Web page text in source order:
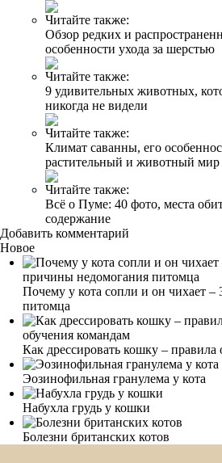
Читайте также:
Обзор редких и
особенности ухода за шерстью
Читайте также:
9 удивительных животных,
никогда не видели
Читайте также:
Климат саванны, его
растительный и животный мир
Читайте также:
Всё о Пуме: 40 фото, места
содержание
Добавить комментарий
Новое
Почему у кота сопли и он чихает
питомца
Как дрессировать кошку – правила
Эозинофильная гранулема у кота
Набухла грудь у кошки
Болезни британских котов